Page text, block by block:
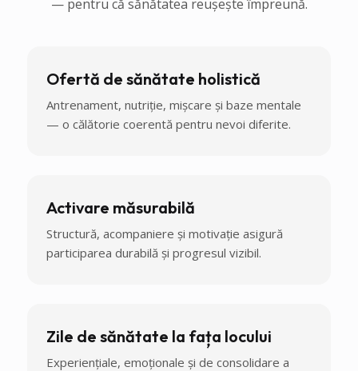
— pentru că sănătatea reușește împreună.
Ofertă de sănătate holistică
Antrenament, nutriție, mișcare și baze mentale
— o călătorie coerentă pentru nevoi diferite.
Activare măsurabilă
Structură, acompaniere și motivație asigură
participarea durabilă și progresul vizibil.
Zile de sănătate la fața locului
Experiențiale, emoționale și de consolidare a